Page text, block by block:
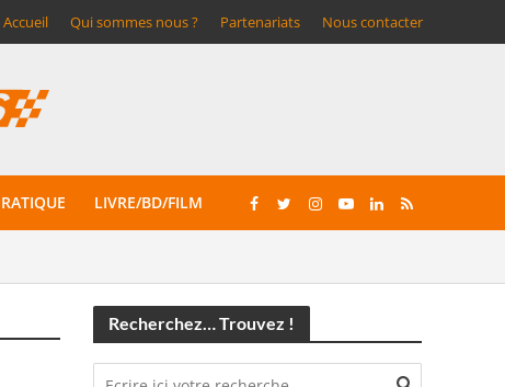
Accueil Qui sommes nous ? Partenariats Nous contacter
LIVRE/BD/FILM
Recherchez… Trouvez !